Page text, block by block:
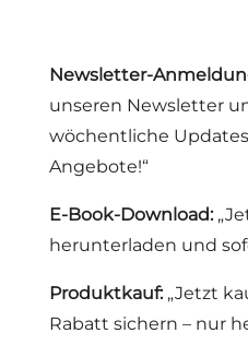
Newsletter-
unseren Newsletter
wöchentliche
Angebote!“
E-Book-Download:
herunterladen und
Produktkauf:„Jetzt
Rabatt sichern – nur